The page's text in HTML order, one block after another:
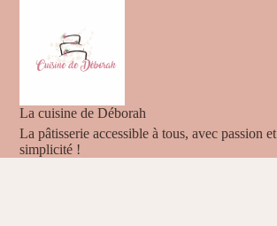
La cuisine de Déborah
La pâtisserie accessible à tous, avec passion et
simplicité !